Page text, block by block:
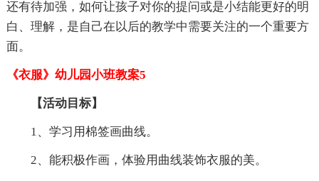
还有待加强，如何让孩子对你的提问或是小结能更好的明
白、理解，是自己在以后的教学中需要关注的一个重要方
面。
《衣服》幼儿园小班教案5
【活动目标】
1、学习用棉签画曲线。
2、能积极作画，体验用曲线装饰衣服的美。